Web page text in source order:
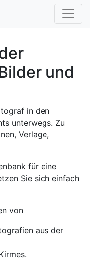
und
in den
unterwegs. Zu
Verlage,
für eine
Sie sich einfach
von
aus der